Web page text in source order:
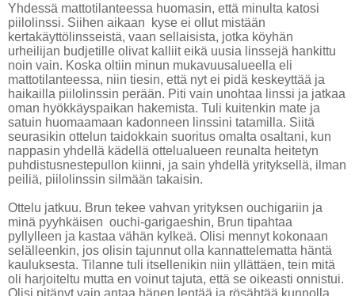
Yhdessä mattotilanteessa huomasin, että minulta katosi
piilolinssi. Siihen aikaan kyse ei ollut mistään
kertakäyttölinsseistä, vaan sellaisista, jotka köyhän
urheilijan budjetille olivat kalliit eikä uusia linssejä hankittu
noin vain. Koska oltiin minun mukavuusalueella eli
mattotilanteessa, niin tiesin, että nyt ei pidä keskeyttää ja
haikailla piilolinssin perään. Piti vain unohtaa linssi ja jatkaa
oman hyökkäyspaikan hakemista. Tuli kuitenkin mate ja
satuin huomaamaan kadonneen linssini tatamilla. Siitä
seurasikin ottelun taidokkain suoritus omalta osaltani, kun
nappasin yhdellä kädellä ottelualueen reunalta heitetyn
puhdistusnestepullon kiinni, ja sain yhdellä yrityksellä, ilman
peiliä, piilolinssin silmään takaisin.
Ottelu jatkuu. Brun tekee vahvan yrityksen ouchigariin ja
minä pyyhkäisen ouchi-garigaeshin, Brun tipahtaa
pyllylleen ja kastaa vähän kylkeä. Olisi mennyt kokonaan
selälleenkin, jos olisin tajunnut olla kannattelematta häntä
kauluksesta. Tilanne tuli itsellenikin niin yllättäen, tein mitä
oli harjoiteltu mutta en voinut tajuta, että se oikeasti onnistui.
Olisi pitänyt vain antaa hänen lentää ja rösähtää kunnolla